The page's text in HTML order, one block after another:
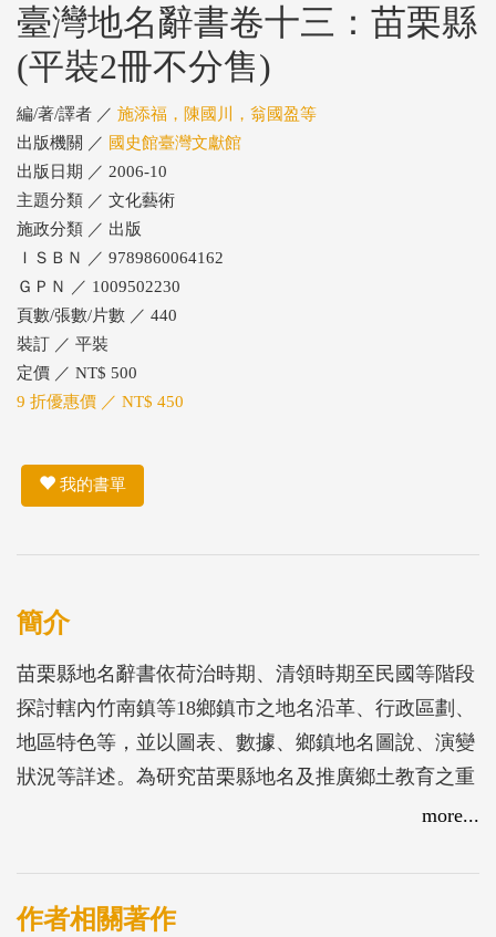
臺灣地名辭書卷十三：苗栗縣
(平裝2冊不分售)
編/著/譯者 ／ 施添福，陳國川，翁國盈等
出版機關 ／ 國史館臺灣文獻館
出版日期 ／ 2006-10
主題分類 ／ 文化藝術
施政分類 ／ 出版
ＩＳＢＮ ／ 9789860064162
ＧＰＮ ／ 1009502230
頁數/張數/片數 ／ 440
裝訂 ／ 平裝
定價 ／ NT$ 500
9 折優惠價 ／ NT$ 450
我的書單
簡介
苗栗縣地名辭書依荷治時期、清領時期至民國等階段
探討轄內竹南鎮等18鄉鎮市之地名沿革、行政區劃、
地區特色等，並以圖表、數據、鄉鎮地名圖說、演變
狀況等詳述。為研究苗栗縣地名及推廣鄉土教育之重
more...
作者相關著作